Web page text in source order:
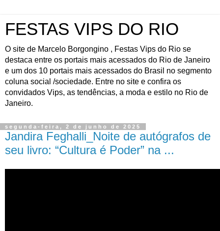
FESTAS VIPS DO RIO
O site de Marcelo Borgongino , Festas Vips do Rio se
destaca entre os portais mais acessados do Rio de Janeiro
e um dos 10 portais mais acessados do Brasil no segmento
coluna social /sociedade. Entre no site e confira os
convidados Vips, as tendências, a moda e estilo no Rio de
Janeiro.
segunda-feira, 2 de junho de 2025
Jandira Feghalli_Noite de autógrafos de
seu livro: “Cultura é Poder” na ...